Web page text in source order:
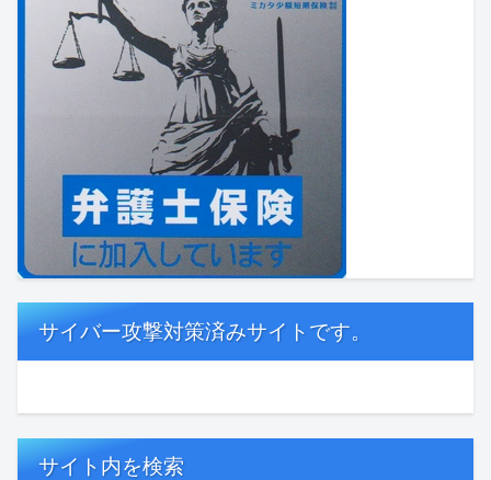
サイバー攻撃対策済みサイトです。
サイト内を検索